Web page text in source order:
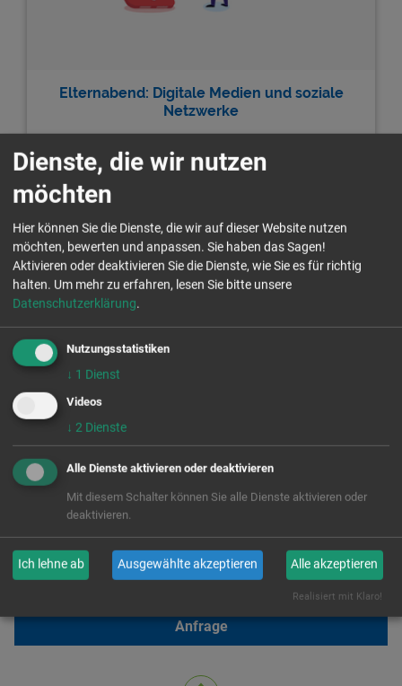
Elternabend: Digitale Medien und soziale
Netzwerke
Anne Neuber
Referentin
Goodbye Hate Speech
Tel. 0351 202 983 81
a.neuber@aktion-
Markt der Kulturen
Weiterbildungsforum
b.heitzer@aktion-
zivilcourage.de
Anfrage
Dienste, die wir nutzen
möchten
Hier können Sie die Dienste, die wir auf dieser Website nutzen
möchten, bewerten und anpassen. Sie haben das Sagen!
Aktivieren oder deaktivieren Sie die Dienste, wie Sie es für richtig
halten. Um mehr zu erfahren, lesen Sie bitte unsere
Datenschutzerklärung.
Nutzungsstatistiken
↓ 1 Dienst
Videos
↓ 2 Dienste
Alle Dienste aktivieren oder deaktivieren
Mit diesem Schalter können Sie alle Dienste aktivieren oder
deaktivieren.
Ich lehne ab Ausgewählte akzeptieren Alle akzeptieren
Realisiert mit Klaro!